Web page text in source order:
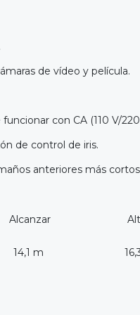
de vídeo y película.
con CA (110 V/
de control de iris.
anteriores más
Alcanzar
14,1 m